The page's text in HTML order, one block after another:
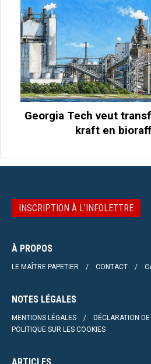
Georgia Tech veut
kraft en
INSCRIPTION À L’INFOLETTRE
À PROPOS
LE MAÎTRE PAPETIER CONTACT
NOTES LÉGALES
MENTIONS LÉGALES
DÉCLARATION
POLITIQUE SUR LES COOKIES